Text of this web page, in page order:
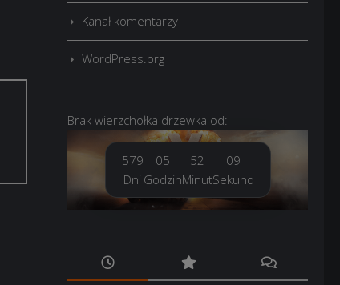
Kanał komentarzy
WordPress.org
Brak wierzchołka drzewka od:
579
Dni
05
Godzin
52
Minut
11
Sekund